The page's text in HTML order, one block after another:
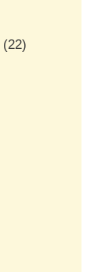
(22)